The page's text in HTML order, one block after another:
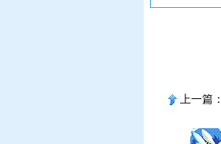
上一篇：